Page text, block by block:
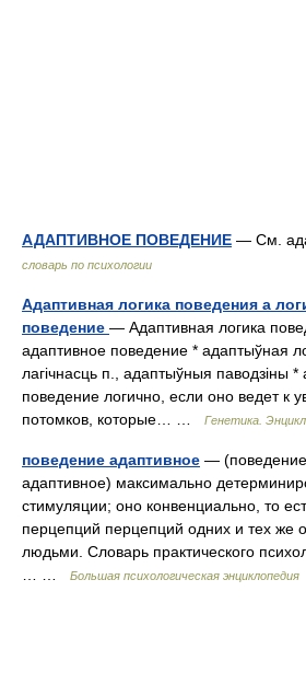
АДАПТИВНОЕ ПОВЕДЕНИЕ — См.
словарь по психологии
Адаптивная логика поведения а
поведение — Адаптивная логика
адаптивное поведение * адаптыўная
лагічнасць п., адаптыўныя паводзіны
поведение логично, если оно ведет к
потомков, которые… …
Генетика.
поведение адаптивное —
адаптивное) максимально
стимуляции; оно конвенциально, то
перцепций перцепций одних и тех же
людьми. Словарь практического
Большая психологическая энциклопедия